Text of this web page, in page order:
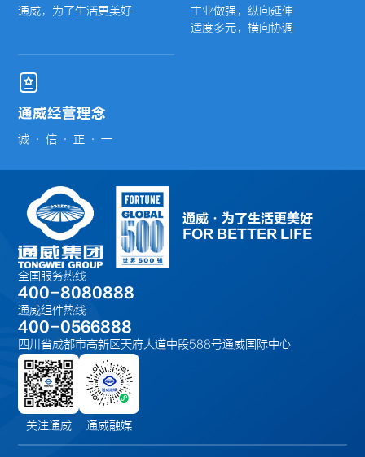
主业做强，纵向延伸
适度多元，横向协调
通威经营理念
通威·为了生活更美好
FOR BETTER LIFE
全国服务热线
400-8080888
通威组件热线
400-0566888
四川省成都市高新区天府大道中段588号通威国际中心
关注通威 通威融媒